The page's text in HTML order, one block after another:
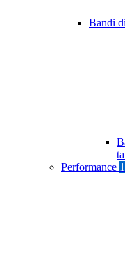
Bandi
Performance